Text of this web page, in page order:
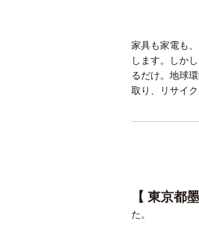
家具も家電も
します。しか
るだけ。地球
取り、リサイ
【 東京都
た。